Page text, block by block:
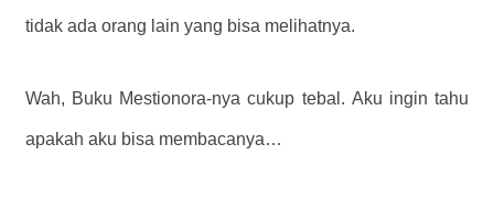
tidak ada orang lain yang bisa melihatnya.
Wah, Buku Mestionora-nya cukup tebal. Aku ingin tahu
apakah aku bisa membacanya…